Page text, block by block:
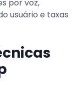
por voz,
usuário e taxas